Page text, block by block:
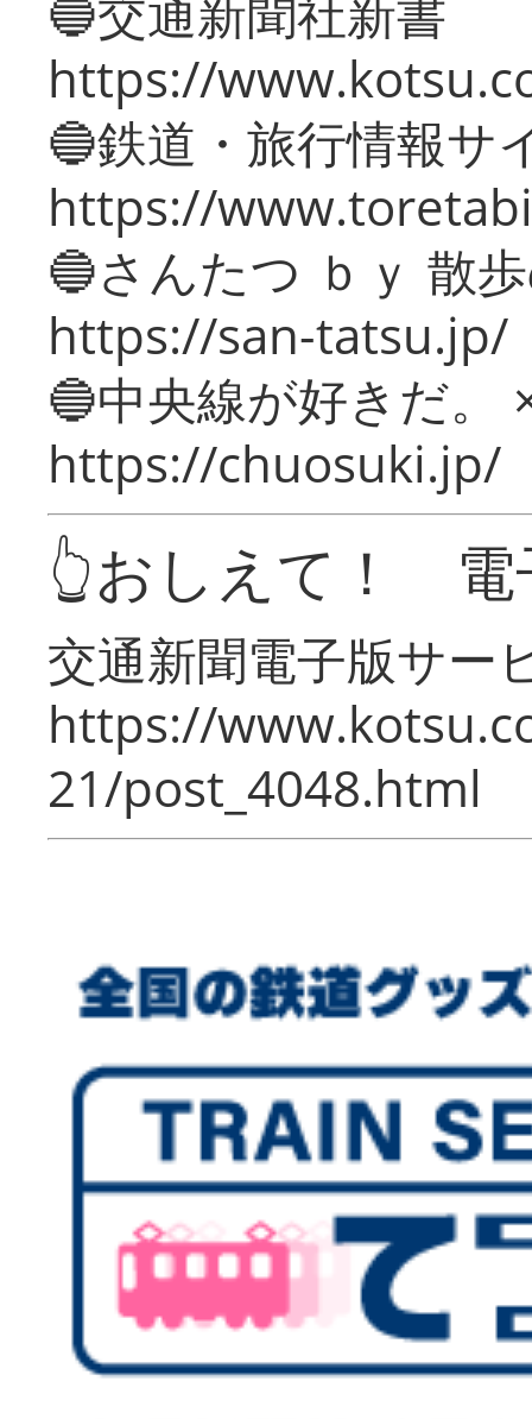
🔵交通新聞社新書
https://
🔵鉄道・旅行情報サ
https://
🔵さんたつ ｂｙ 散
https://san-tatsu.jp/
🔵中央線が好きだ。
https://chuosuki.jp/
👆おしえて！ 電
交通新聞電子版サー
https://
21/post_4048.html